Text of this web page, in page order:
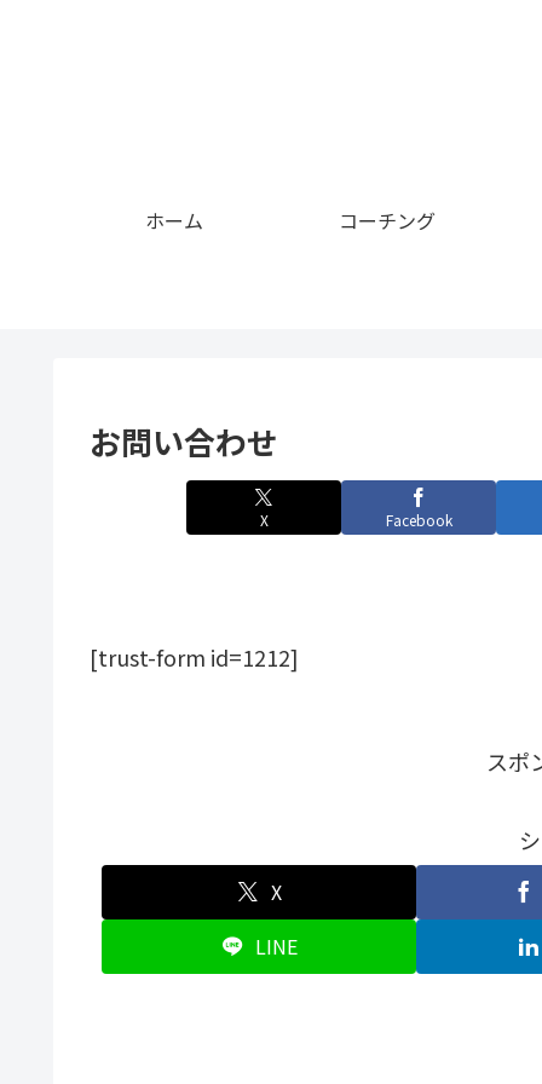
ホーム コーチング
お問い合わせ
X Facebook
[trust-form id=1212]
スポ
X
LINE